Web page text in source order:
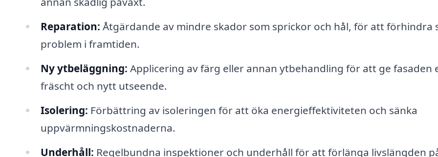
Reparation: Åtgärdande av mindre skador som sprickor och hål, för att förhindra
problem i framtiden.
Ny ytbeläggning: Applicering av färg eller annan ytbehandling för att ge fasaden
fräscht och nytt utseende.
Isolering: Förbättring av isoleringen för att öka energieffektiviteten och sänka
uppvärmningskostnaderna.
Underhåll: Regelbundna inspektioner och underhåll för att förlänga livslängden